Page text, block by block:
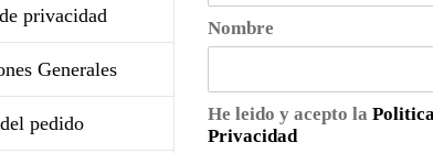
privacidad
Generales
pedido
Nombre
He leido y acepto la
Privacidad